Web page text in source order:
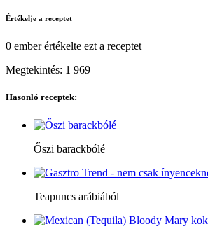
Értékelje a receptet
0 emberértékelte ezt a receptet
Megtekintés: 1 969
Hasonló receptek:
Őszi barackbólé
Teapuncs arábiából